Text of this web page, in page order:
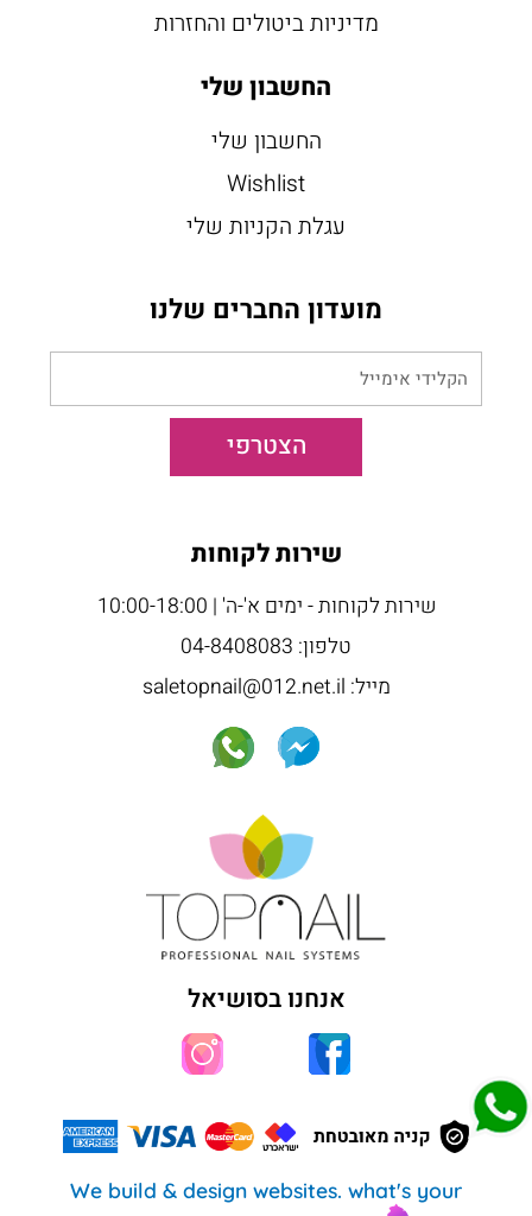
מדיניות ביטולים והחזרות
החשבון שלי
החשבון שלי
Wishlist
עגלת הקניות שלי
מועדון החברים שלנו
הקלידי
אימייל
הצטרפי
שירות לקוחות
שירות לקוחות - ימים א'-ה' | 10:00-18:00
טלפון: 04-8408083
מייל: saletopnail@012.net.il
אנחנו בסושיאל
We build & design websites. what's your